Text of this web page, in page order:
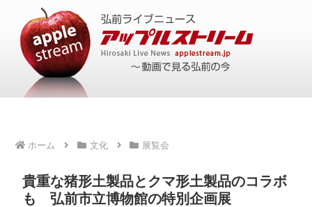
ホーム 文化 展覧会
貴重な猪形土製品とクマ形土製品のコラボ
も 弘前市立博物館の特別企画展